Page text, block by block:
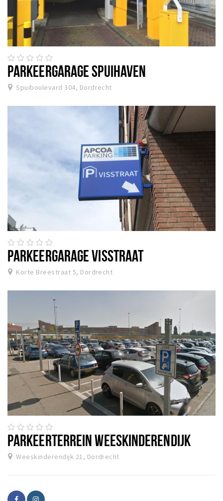
PARKEERGARAGE SPUIHAVEN
Spuiboulevard 304, Dordrecht
PARKEERGARAGE VISSTRAAT
Korte Breestraat 5, Dordrecht
PARKEERTERREIN WEESKINDERENDIJK
Weeskinderendijk 21, Dordrecht